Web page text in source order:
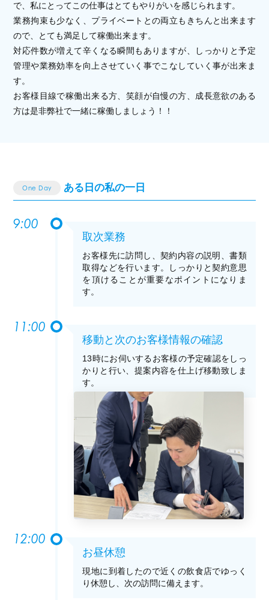
で、私にとってこの仕事はとてもやりがいを感じられます。
業務拘束も少なく、プライベートとの両立もきちんと出来ます
ので、とても満足して稼働出来ます。
対応件数が増えて辛くなる瞬間もありますが、しっかりと予定
管理や業務効率を向上させていく事でこなしていく事が出来ま
す。
お客様目線で稼働出来る方、笑顔が自慢の方、成長意欲のある
方は是非弊社で一緒に稼働しましょう！！
One Day ある日の私の一日
9:00
取次業務
お客様先に訪問し、契約内容の説明、書類
取得などを行います。しっかりと契約意思
を頂けることが重要なポイントになりま
す。
11:00
移動と次のお客様情報の確認
13時にお伺いするお客様の予定確認をしっ
かりと行い、提案内容を仕上げ移動致しま
す。
12:00
お昼休憩
現地に到着したので近くの飲食店でゆっく
り休憩し、次の訪問に備えます。